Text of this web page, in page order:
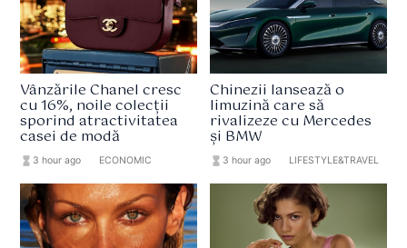
Vânzările Chanel cresc
cu 16%, noile colecții
sporind atractivitatea
casei de modă
hourglass_full 3 hour ago ECONOMIC
Chinezii lansează o
limuzină care să
rivalizeze cu Mercedes
și BMW
hourglass_full 3 hour ago LIFESTYLE&TRAVEL